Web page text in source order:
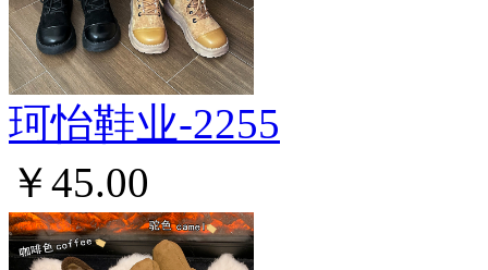
珂怡鞋业-2255
￥45.00